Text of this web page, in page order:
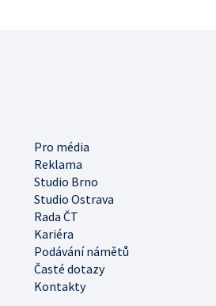
Pro média
Reklama
Studio Brno
Studio Ostrava
Rada ČT
Kariéra
Podávání námětů
Časté dotazy
Kontakty